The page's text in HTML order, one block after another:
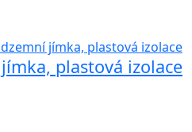
plastová izolace